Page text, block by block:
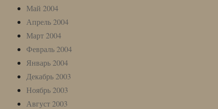
Май 2004
Апрель 2004
Март 2004
Февраль 2004
Январь 2004
Декабрь 2003
Ноябрь 2003
Август 2003